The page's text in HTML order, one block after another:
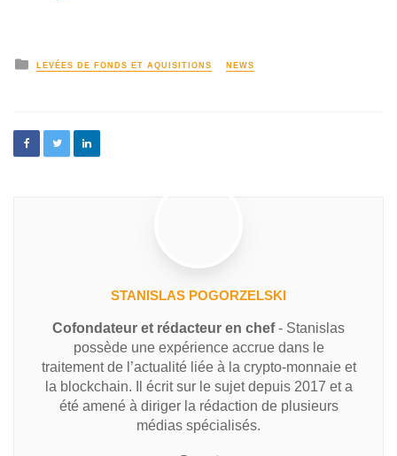
LEVÉES DE FONDS ET AQUISITIONS NEWS
STANISLAS POGORZELSKI
Cofondateur et rédacteur en chef- Stanislas
possède une expérience accrue dans le
traitement de l’actualité liée à la crypto-monnaie et
la blockchain. Il écrit sur le sujet depuis 2017 et a
été amené à diriger la rédaction de plusieurs
médias spécialisés.